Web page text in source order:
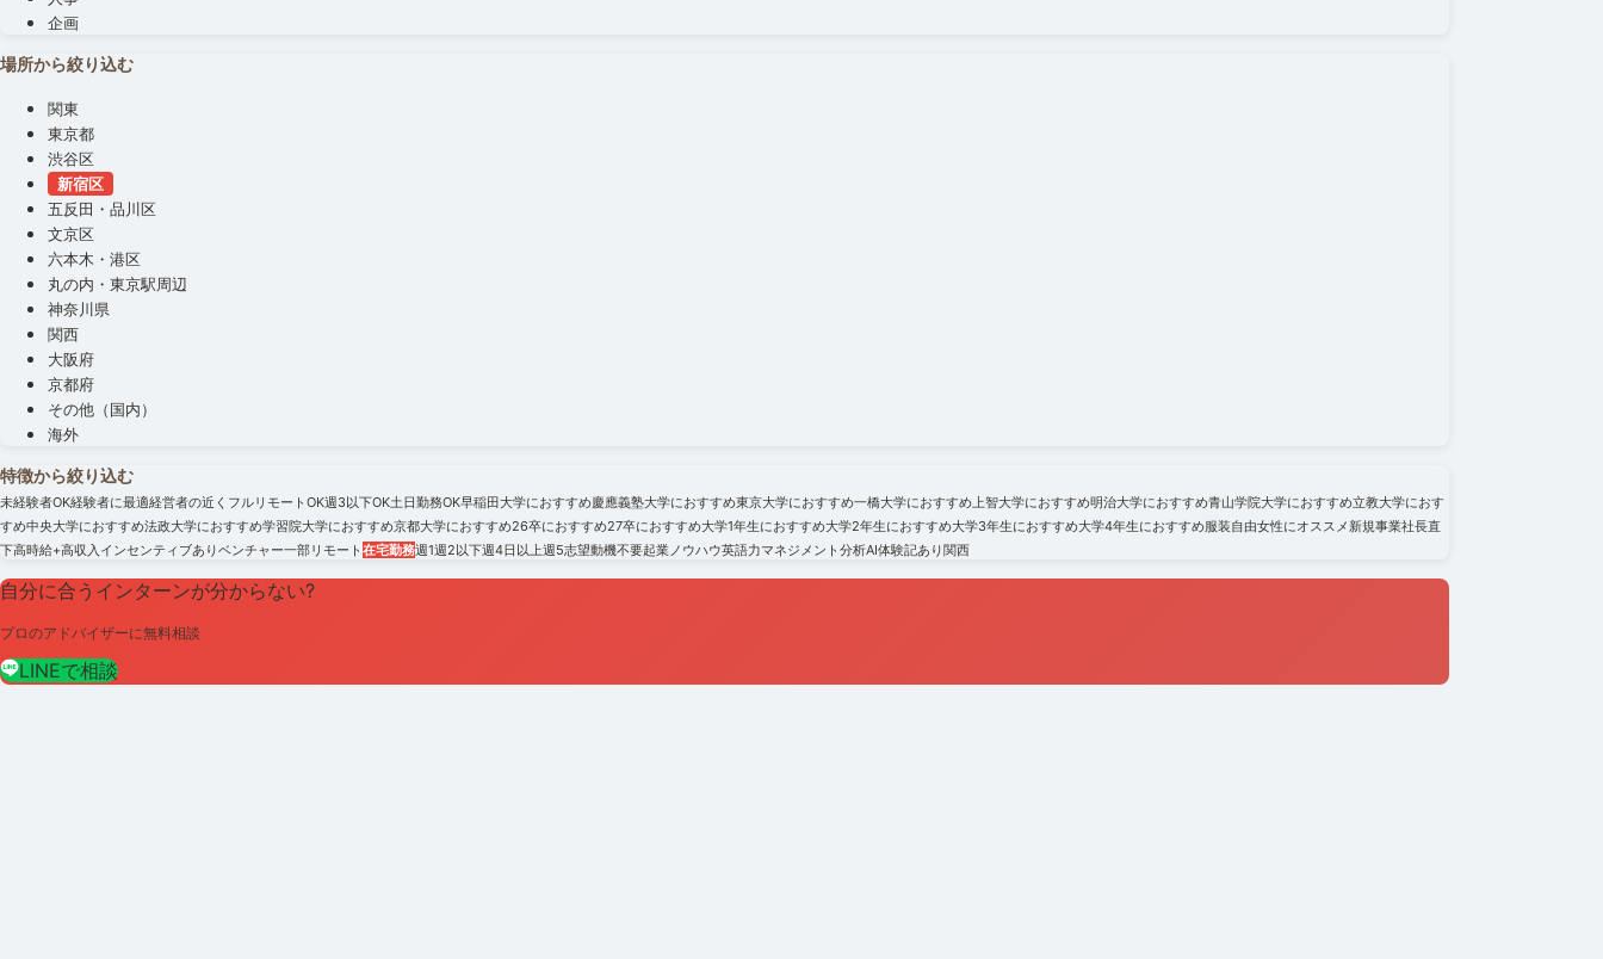
企画
場所から絞り込む
関東
東京都
渋谷区
新宿区
五反田・品川区
文京区
六本木・港区
丸の内・東京駅周辺
神奈川県
関西
大阪府
京都府
その他（国内）
海外
特徴から絞り込む
未経験者OK経験者に最適経営者の近く フルリモートOK週3以下OK土日勤務OK早稲田大学におすすめ慶應義塾大学におすすめ東京大学におすすめ一橋大学におすすめ上智大学におすすめ明治大学におすすめ青山学院大学におすすめ立教大学におす
すめ中央大学におすすめ法政大学におすすめ学習院大学におすすめ京都大学におすすめ26卒におすすめ27卒におすすめ大学1年生におすすめ大学2年生におすすめ大学3年生におすすめ大学4年生におすすめ服装自由女性にオススメ新規事業社長直
下高時給+高収入 インセンティブありベンチャー一部リモート在宅勤務週1週2以下週4日以上週5志望動機不要起業ノウハウ英語力マネジメント分析AI体験記あり関西
自分に合うインターンが分からない?
プロのアドバイザーに無料相談
LINEで相談